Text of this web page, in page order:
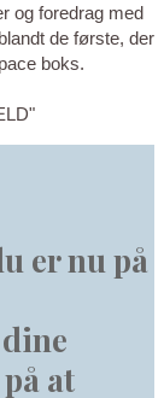
og foredrag med
de første, der
boks.
er nu på
at